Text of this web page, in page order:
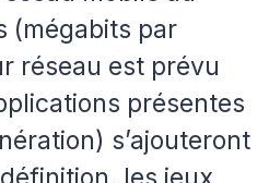
(mégabits par
réseau est prévu
présentes
s’ajouteront